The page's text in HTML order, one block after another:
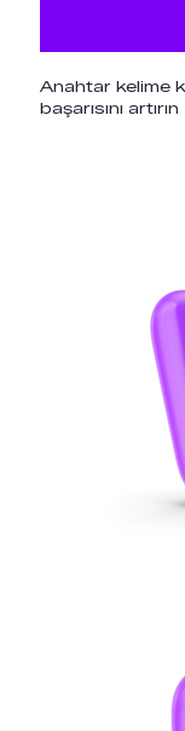
Anahtar kelime
başarısını artırın